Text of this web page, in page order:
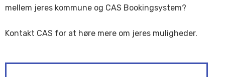
mellem jeres kommune og CAS Bookingsystem?
Kontakt CAS for at høre mere om jeres muligheder.